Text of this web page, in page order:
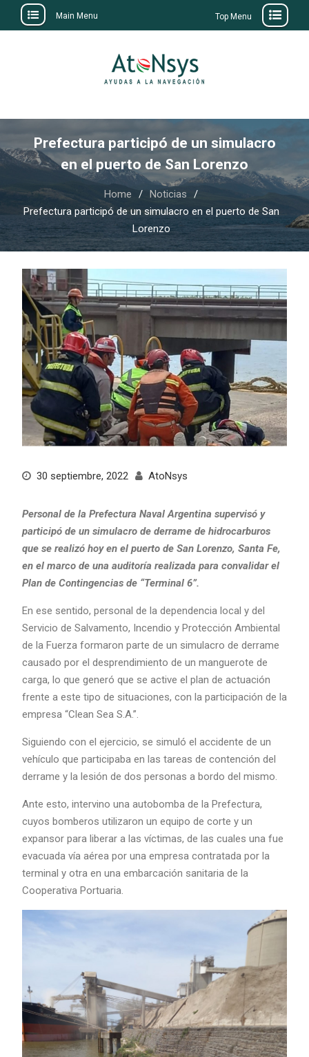
Main Menu Top Menu
Prefectura participó de un simulacro
en el puerto de San Lorenzo
Home
Noticias
Prefectura participó de un simulacro en el puerto de San
Lorenzo
30 septiembre, 2022 AtoNsys
Personal de la Prefectura Naval Argentina supervisó y
participó de un simulacro de derrame de hidrocarburos
que se realizó hoy en el puerto de San Lorenzo, Santa Fe,
en el marco de una auditoría realizada para convalidar el
Plan de Contingencias de “Terminal 6”.
En ese sentido, personal de la dependencia local y del
Servicio de Salvamento, Incendio y Protección Ambiental
de la Fuerza formaron parte de un simulacro de derrame
causado por el desprendimiento de un manguerote de
carga, lo que generó que se active el plan de actuación
frente a este tipo de situaciones, con la participación de la
empresa “Clean Sea S.A.”.
Siguiendo con el ejercicio, se simuló el accidente de un
vehículo que participaba en las tareas de contención del
derrame y la lesión de dos personas a bordo del mismo.
Ante esto, intervino una autobomba de la Prefectura,
cuyos bomberos utilizaron un equipo de corte y un
expansor para liberar a las víctimas, de las cuales una fue
evacuada vía aérea por una empresa contratada por la
terminal y otra en una embarcación sanitaria de la
Cooperativa Portuaria.